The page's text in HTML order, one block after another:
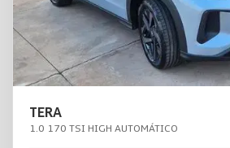
TERA
1.0 170 TSI HIGH AUTOMÁTICO